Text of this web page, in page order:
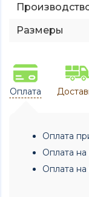
Размеры
Оплата
Оплата
Оплата
Оплата